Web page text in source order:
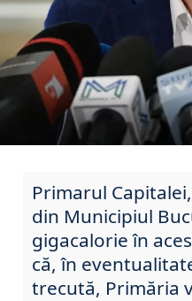
Primarul
din Municipiul
gigacalorie în
că, în
trecută, Primăria